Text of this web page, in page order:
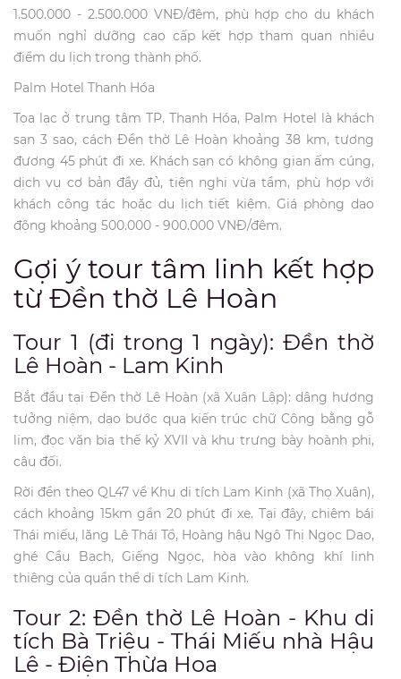
1.500.000 - 2.500.000 VNĐ/đêm, phù hợp cho du khách
muốn nghỉ dưỡng cao cấp kết hợp tham quan nhiều
điểm du lịch trong thành phố.
Palm Hotel Thanh Hóa
Tọa lạc ở trung tâm TP. Thanh Hóa, Palm Hotel là khách
sạn 3 sao, cách Đền thờ Lê Hoàn khoảng 38 km, tương
đương 45 phút đi xe. Khách sạn có không gian ấm cúng,
dịch vụ cơ bản đầy đủ, tiện nghi vừa tầm, phù hợp với
khách công tác hoặc du lịch tiết kiệm. Giá phòng dao
động khoảng 500.000 - 900.000 VNĐ/đêm.
Gợi ý tour tâm linh kết hợp
từ Đền thờ Lê Hoàn
Tour 1 (đi trong 1 ngày): Đền thờ
Lê Hoàn - Lam Kinh
Bắt đầu tại Đền thờ Lê Hoàn (xã Xuân Lập): dâng hương
tưởng niệm, dạo bước qua kiến trúc chữ Công bằng gỗ
lim, đọc văn bia thế kỷ XVII và khu trưng bày hoành phi,
câu đối.
Rời đền theo QL47 về Khu di tích Lam Kinh (xã Thọ Xuân),
cách khoảng 15km gần 20 phút đi xe. Tại đây, chiêm bái
Thái miếu, lăng Lê Thái Tổ, Hoàng hậu Ngô Thị Ngọc Dao,
ghé Cầu Bạch, Giếng Ngọc, hòa vào không khí linh
thiêng của quần thể di tích Lam Kinh.
Tour 2: Đền thờ Lê Hoàn - Khu di
tích Bà Triệu - Thái Miếu nhà Hậu
Lê - Điện Thừa Hoa